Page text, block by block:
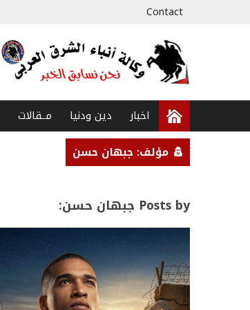
Contact
اخبار دين ودنيا مــقالات
مؤلف: جبهان حسن
Posts by جبهان حسن: